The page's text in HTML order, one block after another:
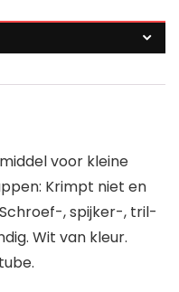
voor kleine
Krimpt niet en
, spijker-, tril-
Wit van kleur.